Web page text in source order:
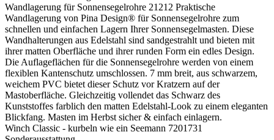
Wandlagerung für Sonnensegelrohre 21212 Praktische
Wandlagerung von Pina Design® für Sonnensegelrohre zum
schnellen und einfachen Lagern Ihrer Sonnensegelmasten. Diese
Wandhalterungen aus Edelstahl sind sandgestrahlt und bieten mit
ihrer matten Oberfläche und ihrer runden Form ein edles Design.
Die Auflageflächen für die Sonnensegelrohre werden von einem
flexiblen Kantenschutz umschlossen. 7 mm breit, aus schwarzem,
weichem PVC bietet dieser Schutz vor Kratzern auf der
Mastoberfläche. Gleichzeitig vollendet das Schwarz des
Kunststoffes farblich den matten Edelstahl-Look zu einem eleganten
Blickfang. Masten im Herbst sicher & einfach einlagern.
Winch Classic - kurbeln wie ein Seemann 7201731